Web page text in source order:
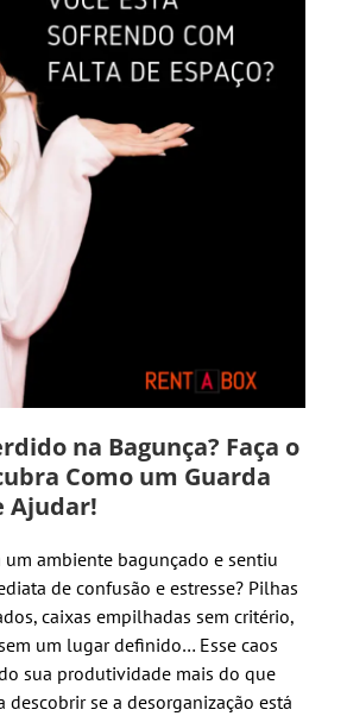
na Bagunça? Faça o
Como um Guarda
Ajudar!
um ambiente bagunçado e sentiu
de confusão e estresse? Pilhas
caixas empilhadas sem critério,
um lugar definido… Esse caos
sua produtividade mais do que
descobrir se a desorganização está